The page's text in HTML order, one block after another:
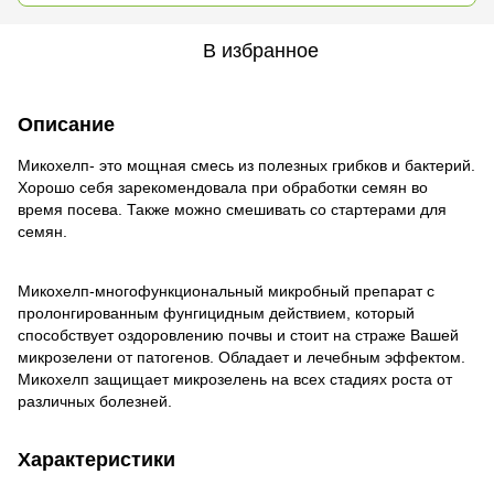
В избранное
Описание
Микохелп- это мощная смесь из полезных грибков и бактерий.
Хорошо себя зарекомендовала при обработки семян во
время посева. Также можно смешивать со стартерами для
семян.
Микохелп-многофункциональный микробный препарат с
пролонгированным фунгицидным действием, который
способствует оздоровлению почвы и стоит на страже Вашей
микрозелени от патогенов. Обладает и лечебным эффектом.
Микохелп защищает микрозелень на всех стадиях роста от
различных болезней.
Характеристики